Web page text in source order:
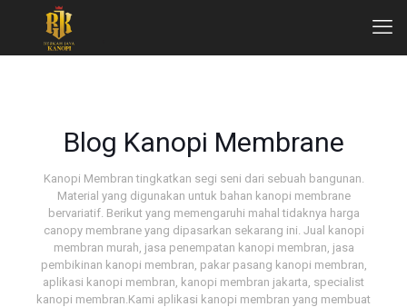
Blog Kanopi Membrane
Kanopi Membran tingkatkan segi seni dari sebuah bangunan.
Material yang digunakan untuk bahan kanopi membrane
bervariatif. Berikut yang memengaruhi mahal tidaknya harga
canopy membrane yang dipasarkan sekarang ini. Jual kanopi
membran murah, jasa penempatan kanopi membran, jasa
pembikinan kanopi membran, pakar pasang kanopi membran,
aplikasi kanopi membran, kanopi membran jakarta, specialist
kanopi membran.Kami aplikasi kanopi membran yang membuat